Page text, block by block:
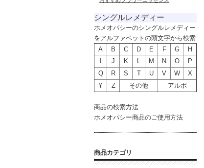
シングルレメディー
ホメオパシーのシングルレメディー
をアルファベットの頭文字から検索
A
B C D E F G
H
J K L M N O
P
Q
R S T U V W
X
Y
Z その他 アルポ
商品の検索方法
ホメオパシー商品のご使用方法
商品カテゴリ